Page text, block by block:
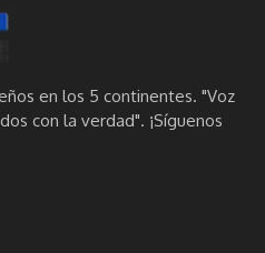
en los 5 continentes. "Voz
con la verdad". ¡Síguenos